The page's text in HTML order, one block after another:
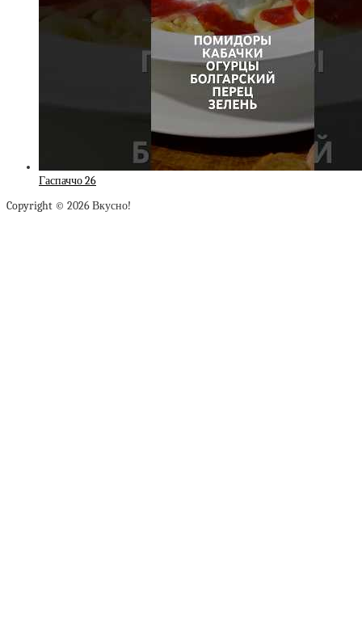
Гаспаччо 26
Copyright © 2026 Вкусно!